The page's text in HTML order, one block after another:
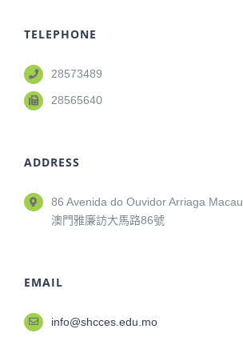
TELEPHONE
28573489
28565640
ADDRESS
86 Avenida do Ouvidor Arriaga Macau
澳門雅廉訪大馬路86號
EMAIL
info@shcces.edu.mo